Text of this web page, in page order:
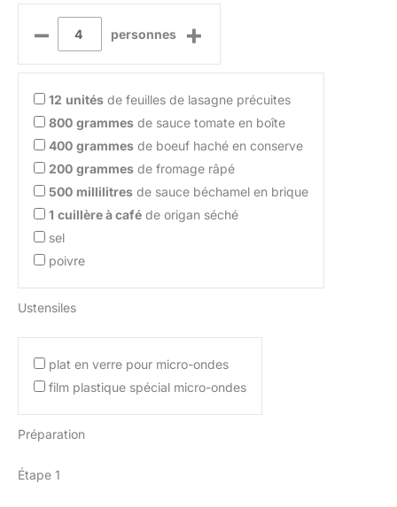
– personnes +
12 unités de feuilles de lasagne précuites
800 grammes de sauce tomate en boîte
400 grammes de boeuf haché en conserve
200 grammes de fromage râpé
500 millilitres de sauce béchamel en brique
1 cuillère à café de origan séché
sel
poivre
Ustensiles
plat en verre pour micro-ondes
film plastique spécial micro-ondes
Préparation
Étape 1